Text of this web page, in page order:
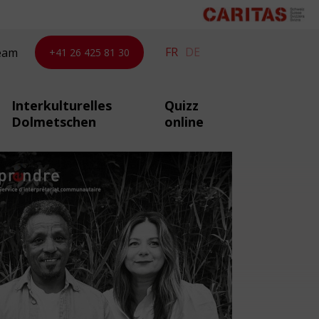
+41 26 425 81 30 FR DE
Interkulturelles
Dolmetschen
Quizz
online